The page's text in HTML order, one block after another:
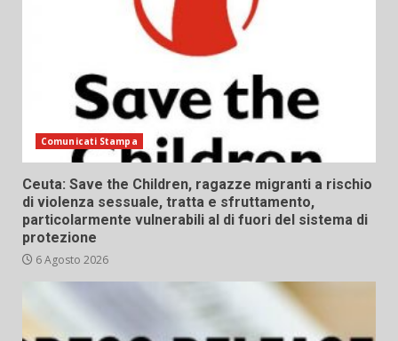
Comunicati Stampa
Ceuta: Save the Children, ragazze migranti a rischio
di violenza sessuale, tratta e sfruttamento,
particolarmente vulnerabili al di fuori del sistema di
protezione
6 Agosto 2026